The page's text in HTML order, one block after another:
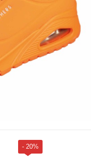
- 20%